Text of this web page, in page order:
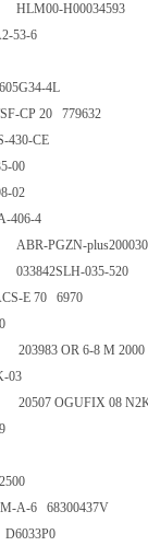
53-6
47
605G34-4L
CP 20 779632
430-CE
00
02
406-4
PGZN-
035-
E 70 6970
OR 6-8 M
03
OGUFIX 08
309
3
A-6 68300437V
D6033P0